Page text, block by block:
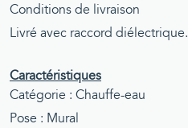
Conditions de livraison
Livré avec raccord diélectrique.
Caractéristiques
Catégorie : Chauffe-eau
Pose : Mural